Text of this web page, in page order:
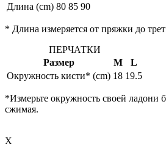
Длина (cm) 80 85 90
* Длина измеряется от пряжки до
ПЕРЧАТКИ
Размер
M
L
Окружность кисти* (cm) 18 19.5
*Измерьте окружность своей ладони
сжимая.
X